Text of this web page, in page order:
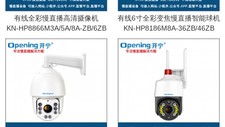
有线全彩慢直播高清摄像机
KN-HP8866M3A/5A/8A-ZB/6ZB
有线6寸全彩变焦慢直播智能球机
KN-HP8186M8A-36ZB/46ZB